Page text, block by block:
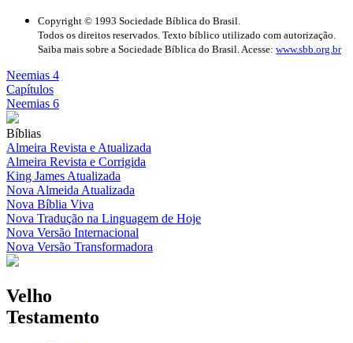
Copyright © 1993 Sociedade Bíblica do Brasil.
Todos os direitos reservados. Texto bíblico utilizado com autorização.
Saiba mais sobre a Sociedade Bíblica do Brasil. Acesse: www.sbb.org.br
Neemias 4
Capítulos
Neemias 6
Bíblias
Almeira Revista e Atualizada
Almeira Revista e Corrigida
King James Atualizada
Nova Almeida Atualizada
Nova Bíblia Viva
Nova Tradução na Linguagem de Hoje
Nova Versão Internacional
Nova Versão Transformadora
Velho
Testamento